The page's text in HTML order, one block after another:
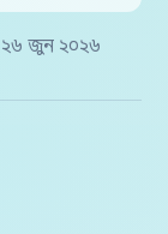
জুন ২০২৬